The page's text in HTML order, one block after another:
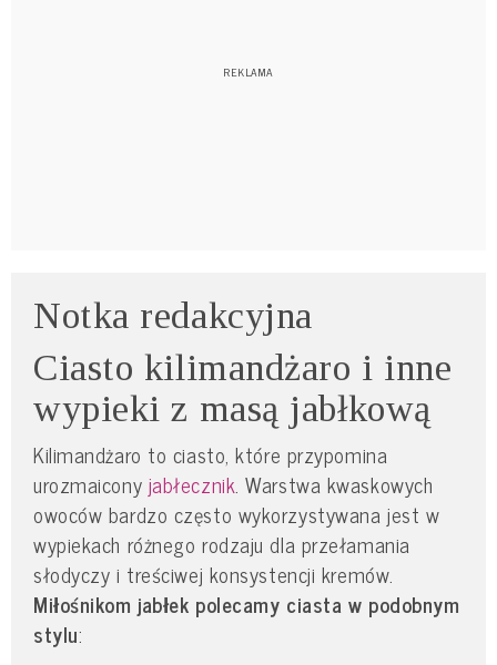
Notka redakcyjna
Ciasto kilimandżaro i inne
wypieki z masą jabłkową
Kilimandżaro to ciasto, które przypomina
urozmaicony jabłecznik. Warstwa kwaskowych
owoców bardzo często wykorzystywana jest w
wypiekach różnego rodzaju dla przełamania
słodyczy i treściwej konsystencji kremów.
Miłośnikom jabłek polecamy ciasta w podobnym
stylu: